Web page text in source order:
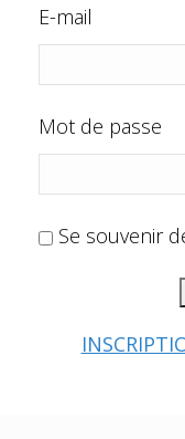
E-mail
Mot de passe
Se souvenir